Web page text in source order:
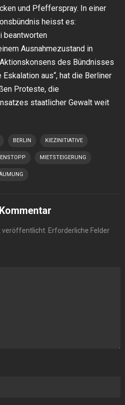
und Pfefferspray. In einer
heisst es:
beantworten
Ausnahmezustand in
des Bündnisses
aus“, hat die Berliner
Proteste, die
staatlicher Gewalt weit
BERLIN KIEZINITIATIVE
MIETSTEIGERUNG
veröffentlicht. Erforderliche Felder